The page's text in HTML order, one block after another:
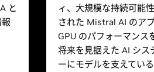
と
ィ、大規模な持続可能
された Mistral AI のア
GPU のパフォーマンス
将来を見据えた AI シス
ーにモデルを支えてい